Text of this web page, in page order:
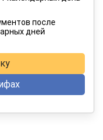
12 месяцев
после
дней